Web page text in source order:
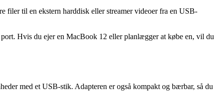
filer til en ekstern harddisk eller streamer videoer fra en USB-
Hvis du ejer en MacBook 12 eller planlægger at købe en, vil du
med et USB-stik. Adapteren er også kompakt og bærbar, så du